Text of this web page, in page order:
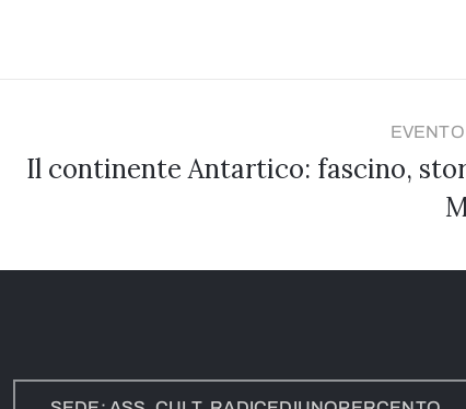
Il continente Antartico: fascino,